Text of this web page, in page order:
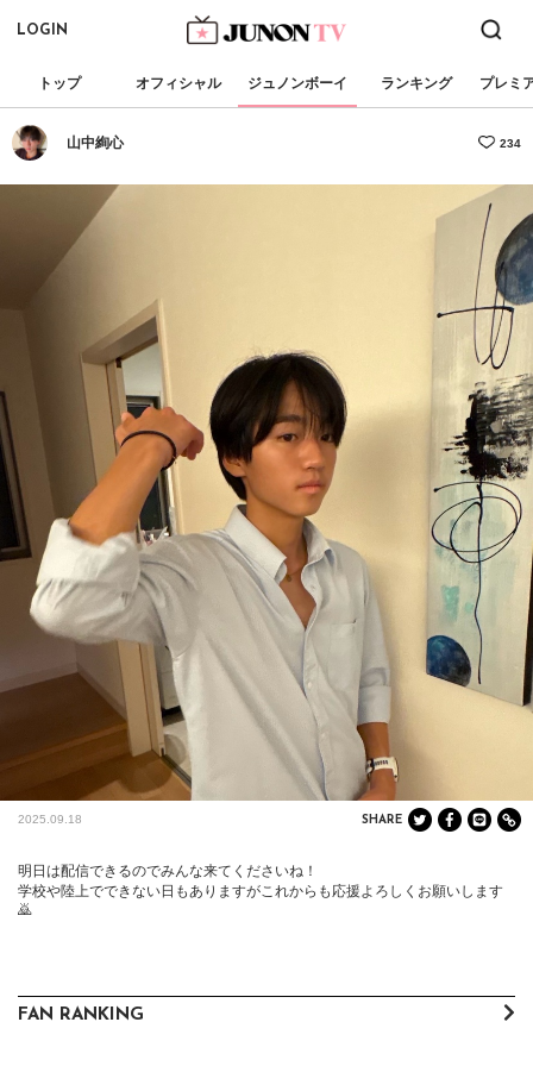
LOGIN
トップ オフィシャル ジュノンボーイ ランキング プレミ
山中絢心 234
2025.09.18 SHARE
明日は配信できるのでみんな来てくださいね！
学校や陸上でできない日もありますがこれからも応援よろしくお願いします
🙇
FAN RANKING